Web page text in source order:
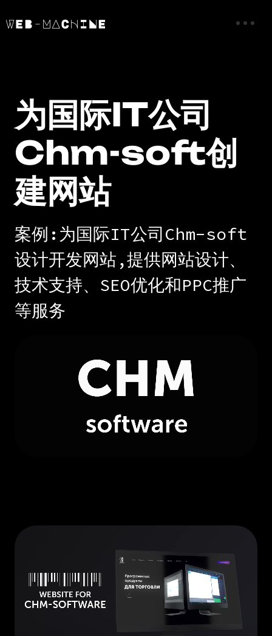
为国际IT公司
Chm-soft创
建网站
案例:为国际IT公司Chm-soft
设计开发网站,提供网站设计、
技术支持、SEO优化和PPC推广
等服务